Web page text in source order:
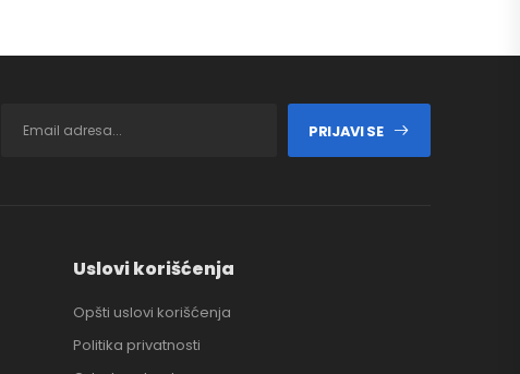
PRIJAVI SE
Uslovi korišćenja
Opšti uslovi korišćenja
Politika privatnosti